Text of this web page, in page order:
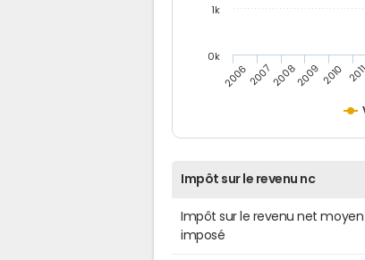
20062007200820092010
0k
1k
Impôt sur le revenu nc
Impôt sur le revenu net
imposé